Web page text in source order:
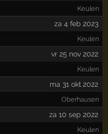
Keulen
za 4 feb 2023
Keulen
vr 25 nov 2022
Keulen
ma 31 okt 2022
Oberhausen
za 10 sep 2022
Keulen